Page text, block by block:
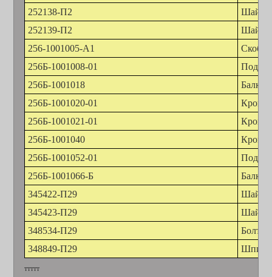
252138-П2
Шайба
252139-П2
Шайба
256-1001005-А1
Скоба
256Б-1001008-01
256Б-1001018
Балка
256Б-1001020-01
256Б-1001021-01
256Б-1001040
256Б-1001052-01
256Б-1001066-Б
Балка
345422-П29
Шайба
345423-П29
Шайба
348534-П29
Болт
348849-П29
ттттт